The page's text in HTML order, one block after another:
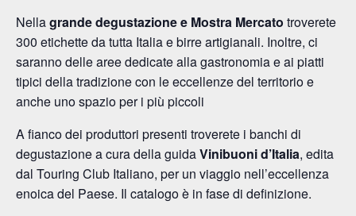
Nellagrande degustazione e Mostra Mercato troverete
300 etichette da tutta Italia ebirre artigianali. Inoltre, ci
saranno delle aree dedicate alla gastronomia e ai piatti
tipici della tradizione con le eccellenze del territorio e
anche uno spazio per i più piccoli
A fianco dei produttori presenti troverete i banchi di
degustazione a cura della guidaVinibuoni d’Italia, edita
dal Touring Club Italiano, per un viaggio nell’eccellenza
enoica del Paese. Il catalogo è in fase di definizione.